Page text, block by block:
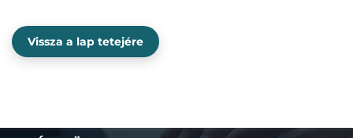
Vissza a lap tetejére